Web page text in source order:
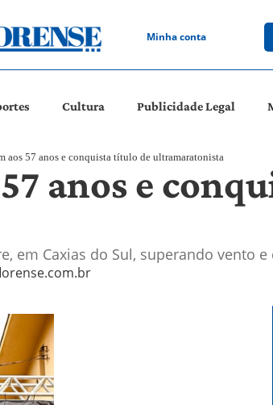
Minha conta
Cultura Publicidade Legal
aos 57 anos e conquista título de ultramaratonista
anos e
em Caxias do Sul, superando vento e